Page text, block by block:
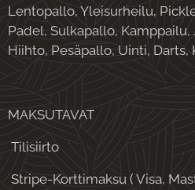
Lentopallo, Yleisurheilu,
Padel, Sulkapallo,
Hiihto, Pesäpallo, Uinti, Darts,
MAKSUTAVAT
Tilisiirto
Stripe-Korttimaksu ( Visa,